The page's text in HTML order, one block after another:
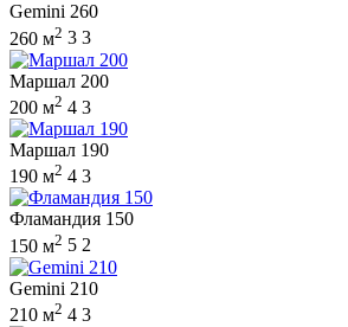
Gemini 260
260 м2 3 3
Маршал 200
200 м2 4 3
Маршал 190
190 м2 4 3
Фламандия 150
150 м2 5 2
Gemini 210
210 м2 4 3